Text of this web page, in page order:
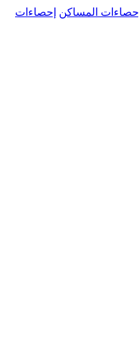
إحصاءات المساكن إحصاءات